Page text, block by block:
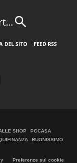
DEL SITO
FEED RSS
SHOP
PGCASA
BUONISSIMO
Preferenze sui cookie